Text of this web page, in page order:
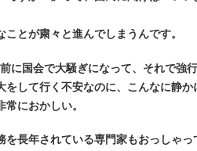
とが粛々と進んでしまうんです。
に国会で大騒ぎになって、それで強
して行く不安なのに、こんなに静
におかしい。
長年されている専門家もおっしゃ